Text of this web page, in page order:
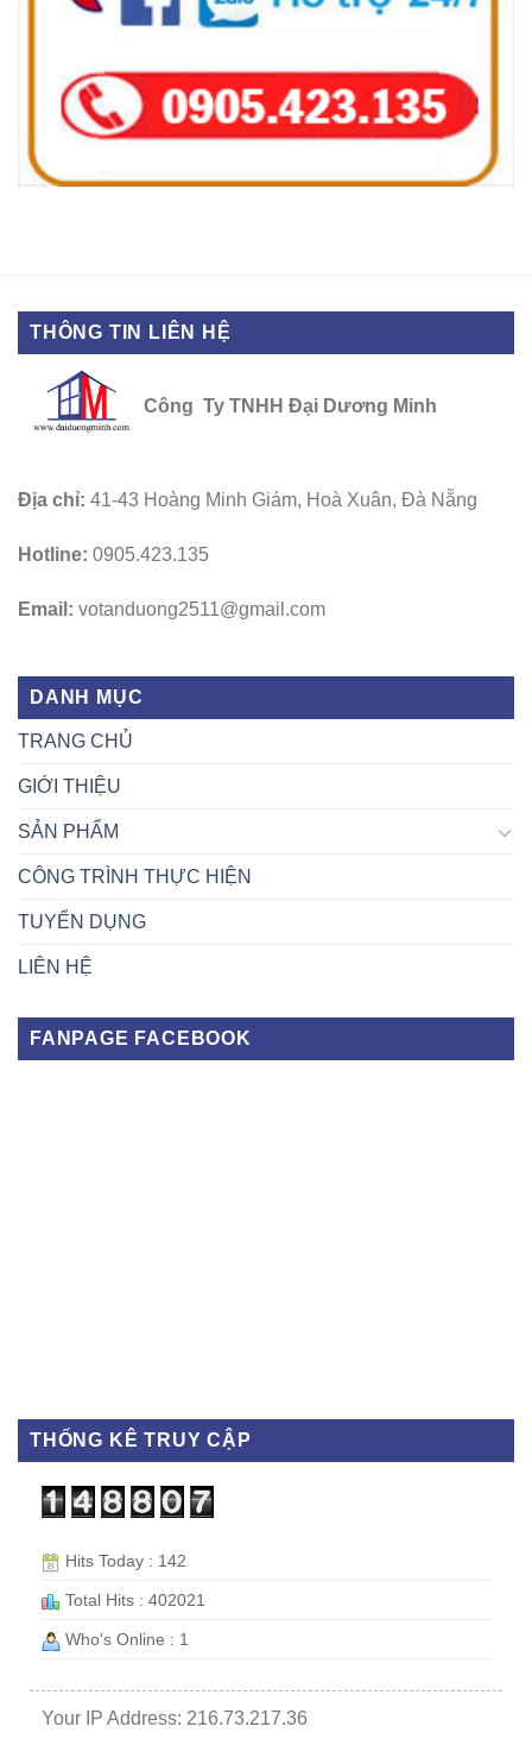
THÔNG TIN LIÊN HỆ
Công Ty TNHH Đại Dương Minh
Địa chỉ: 41-43 Hoàng Minh Giám, Hoà Xuân, Đà Nẵng
Hotline: 0905.423.135
Email: votanduong2511@gmail.com
DANH MỤC
TRANG CHỦ
GIỚI THIỆU
SẢN PHẨM
CÔNG TRÌNH THỰC HIỆN
TUYỂN DỤNG
LIÊN HỆ
FANPAGE FACEBOOK
THỐNG KÊ TRUY CẬP
Hits Today : 142
Total Hits : 402021
Who's Online : 1
Your IP Address: 216.73.217.36